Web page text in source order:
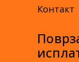
Контакт